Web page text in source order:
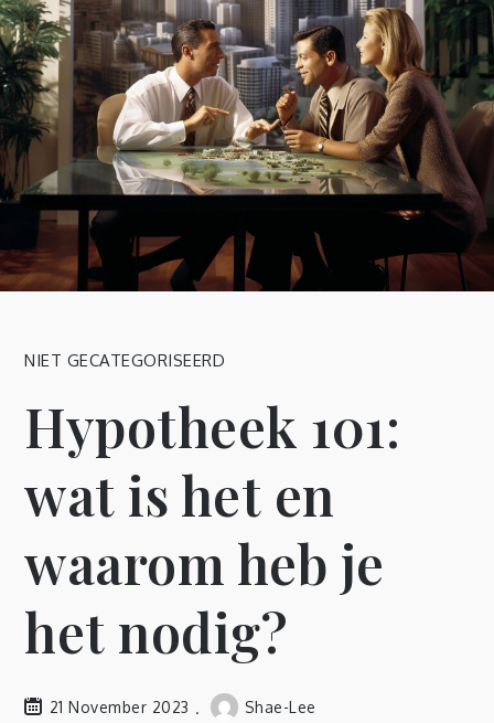
NIET GECATEGORISEERD
Hypotheek 101:
wat is het en
waarom heb je
het nodig?
21 November 2023 Shae-Lee